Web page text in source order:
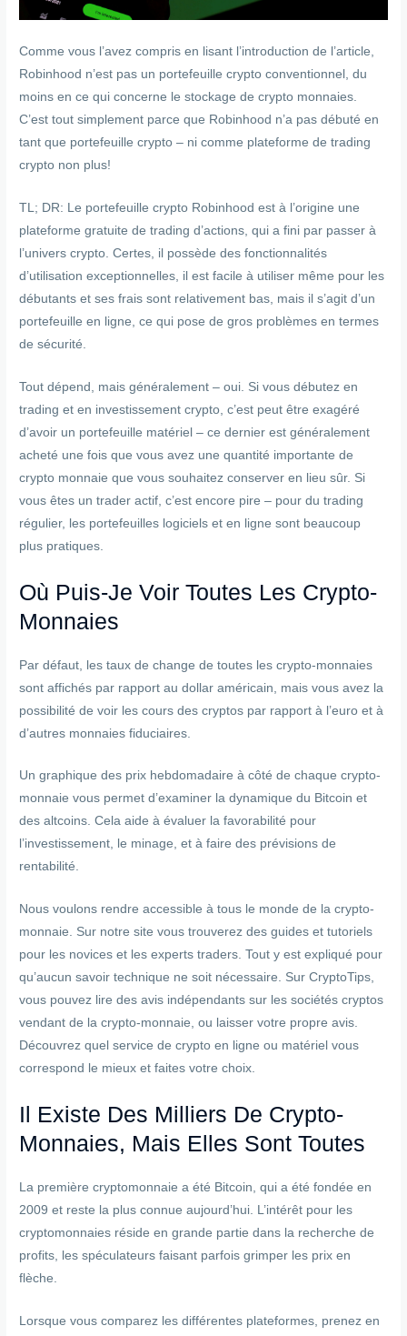
Comme vous l’avez compris en lisant l’introduction de l’article,
Robinhood n’est pas un portefeuille crypto conventionnel, du
moins en ce qui concerne le stockage de crypto monnaies.
C’est tout simplement parce que Robinhood n’a pas débuté en
tant que portefeuille crypto – ni comme plateforme de trading
crypto non plus!
TL; DR: Le portefeuille crypto Robinhood est à l’origine une
plateforme gratuite de trading d’actions, qui a fini par passer à
l’univers crypto. Certes, il possède des fonctionnalités
d’utilisation exceptionnelles, il est facile à utiliser même pour les
débutants et ses frais sont relativement bas, mais il s’agit d’un
portefeuille en ligne, ce qui pose de gros problèmes en termes
de sécurité.
Tout dépend, mais généralement – oui. Si vous débutez en
trading et en investissement crypto, c’est peut être exagéré
d’avoir un portefeuille matériel – ce dernier est généralement
acheté une fois que vous avez une quantité importante de
crypto monnaie que vous souhaitez conserver en lieu sûr. Si
vous êtes un trader actif, c’est encore pire – pour du trading
régulier, les portefeuilles logiciels et en ligne sont beaucoup
plus pratiques.
Où Puis-Je Voir Toutes Les Crypto-
Monnaies
Par défaut, les taux de change de toutes les crypto-monnaies
sont affichés par rapport au dollar américain, mais vous avez la
possibilité de voir les cours des cryptos par rapport à l’euro et à
d’autres monnaies fiduciaires.
Un graphique des prix hebdomadaire à côté de chaque crypto-
monnaie vous permet d’examiner la dynamique du Bitcoin et
des altcoins. Cela aide à évaluer la favorabilité pour
l’investissement, le minage, et à faire des prévisions de
rentabilité.
Nous voulons rendre accessible à tous le monde de la crypto-
monnaie. Sur notre site vous trouverez des guides et tutoriels
pour les novices et les experts traders. Tout y est expliqué pour
qu’aucun savoir technique ne soit nécessaire. Sur CryptoTips,
vous pouvez lire des avis indépendants sur les sociétés cryptos
vendant de la crypto-monnaie, ou laisser votre propre avis.
Découvrez quel service de crypto en ligne ou matériel vous
correspond le mieux et faites votre choix.
Il Existe Des Milliers De Crypto-
Monnaies, Mais Elles Sont Toutes
La première cryptomonnaie a été Bitcoin, qui a été fondée en
2009 et reste la plus connue aujourd’hui. L’intérêt pour les
cryptomonnaies réside en grande partie dans la recherche de
profits, les spéculateurs faisant parfois grimper les prix en
flèche.
Lorsque vous comparez les différentes plateformes, prenez en